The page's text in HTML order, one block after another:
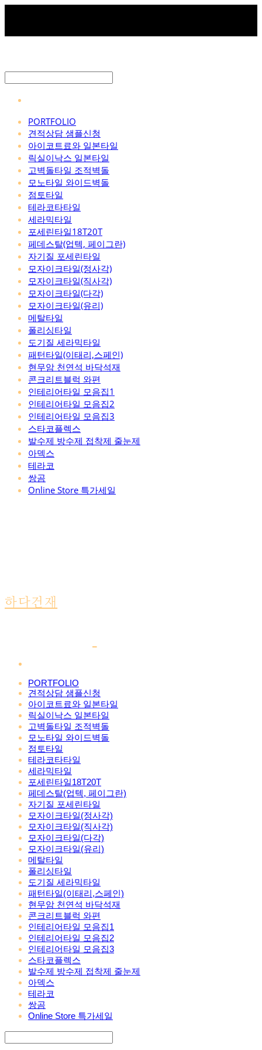
PORTFOLIO
견적상담 샘플신청
아이코트료와 일본타일
릭실이낙스 일본타일
고벽돌타일 조적벽돌
모노타일 와이드벽돌
점토타일
테라코타타일
세라믹타일
포세린타일18T20T
페데스탈(업텍, 페이그란)
자기질 포세린타일
모자이크타일(정사각)
모자이크타일(직사각)
모자이크타일(다각)
모자이크타일(유리)
메탈타일
폴리싱타일
도기질 세라믹타일
패턴타일(이태리,스페인)
현무암 천연석 바닥석재
콘크리트블럭 와편
인테리어타일 모음집1
인테리어타일 모음집2
인테리어타일 모음집3
스타코플렉스
발수제 방수제 접착제 줄눈제
아덱스
테라코
쌍곰
Online Store 특가세일
하다건재
PORTFOLIO
견적상담 샘플신청
아이코트료와 일본타일
릭실이낙스 일본타일
고벽돌타일 조적벽돌
모노타일 와이드벽돌
점토타일
테라코타타일
세라믹타일
포세린타일18T20T
페데스탈(업텍, 페이그란)
자기질 포세린타일
모자이크타일(정사각)
모자이크타일(직사각)
모자이크타일(다각)
모자이크타일(유리)
메탈타일
폴리싱타일
도기질 세라믹타일
패턴타일(이태리,스페인)
현무암 천연석 바닥석재
콘크리트블럭 와편
인테리어타일 모음집1
인테리어타일 모음집2
인테리어타일 모음집3
스타코플렉스
발수제 방수제 접착제 줄눈제
아덱스
테라코
쌍곰
Online Store 특가세일